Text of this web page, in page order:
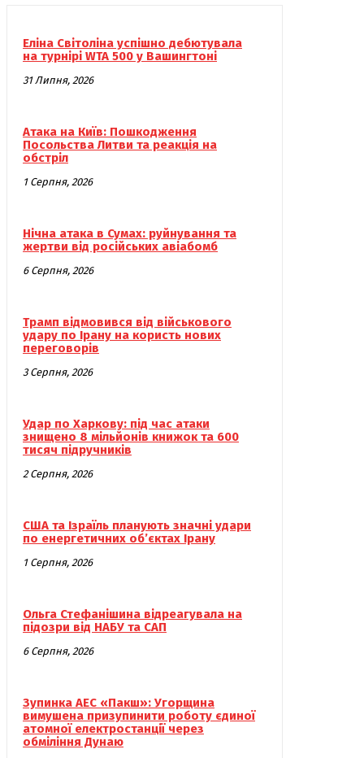
Еліна Світоліна успішно дебютувала
на турнірі WTA 500 у Вашингтоні
31 Липня, 2026
Атака на Київ: Пошкодження
Посольства Литви та реакція на
обстріл
1 Серпня, 2026
Нічна атака в Сумах: руйнування та
жертви від російських авіабомб
6 Серпня, 2026
Трамп відмовився від військового
удару по Ірану на користь нових
переговорів
3 Серпня, 2026
Удар по Харкову: під час атаки
знищено 8 мільйонів книжок та 600
тисяч підручників
2 Серпня, 2026
США та Ізраїль планують значні удари
по енергетичних об’єктах Ірану
1 Серпня, 2026
Ольга Стефанішина відреагувала на
підозри від НАБУ та САП
6 Серпня, 2026
Зупинка АЕС «Пакш»: Угорщина
вимушена призупинити роботу єдиної
атомної електростанції через
обміління Дунаю